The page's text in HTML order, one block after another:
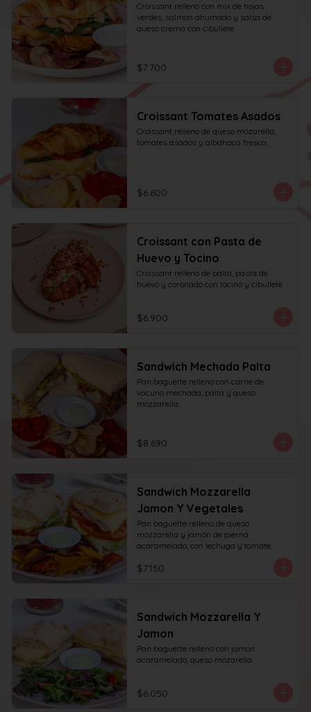
Croissant relleno con mix de hojas
verdes, salmon ahumado y salsa de
queso crema con cibullete.
$7.700
Croissant Tomates Asados
Croissant relleno de queso mozarella,
tomates asados y albahaca fresca.
$6.600
Croissant con Pasta de
Huevo y Tocino
Croissant relleno de palta, pasta de
huevo y coronado con tocino y cibullete
$6.900
Sandwich Mechada Palta
Pan baguette relleno con carne de
vacuno mechada, palta y queso
mozzarella.
$8.690
Sandwich Mozzarella
Jamon Y Vegetales
Pan baguette relleno de queso
mozzarella y jamón de pierna
acaramelado, con lechuga y tomate.
$7.150
Sandwich Mozzarella Y
Jamon
Pan baguette relleno con jamon
acaramelado, queso mozarella
$6.050